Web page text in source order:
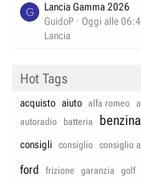
G
Lancia Gamma 2026
GuidoP
Oggi alle
Lancia
Hot Tags
acquisto aiuto alfa romeo
autoradio
batteria benzina
consigli consiglio consiglio
ford frizione garanzia golf